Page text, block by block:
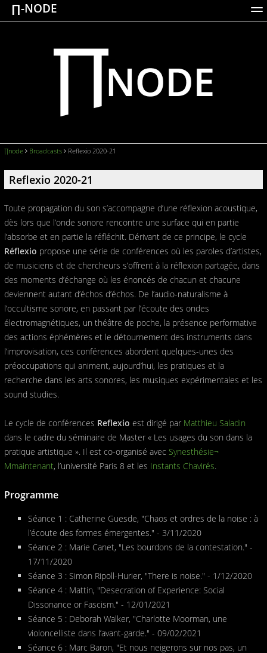
∏-NODE
ACTIONS WORKS DOCUMENTATION
BROADCASTS
∏node Broadcasts Reflexio 2020-21
Reflexio 2020-21
Toute propagation du son s’accompagne d’une réflexion acoustique,
dès lors que l’onde sonore rencontre une surface qui en partie
l’absorbe et en partie la réfléchit. Dérivant de ce principe, le cycle
Réflexio propose une série de conférences où les paroles d’artistes,
de musiciens et de chercheurs s’offrent à la réflexion partagée, dans
des moments d’échange où les énoncés de chacun et chacune
deviennent autant d’échos d’échos. De l’audio-naturalisme à
l’occultisme sonore, en passant par l’écoute des ondes
électromagnétiques, un théâtre de poche, la présence performative
des actions éphémères et le détournement des instruments dans
l’improvisation, ces conférences abordent quelques-unes des
préoccupations qui animent, aujourd’hui, les pratiques et la
recherche dans les arts sonores, les musiques expérimentales et les
sound studies.
Le cycle de conférences Reflexio est dirigé par Matthieu Saladin
dans le cadre du séminaire de Master « Les usages du son dans la
pratique artistique ». Il est co-organisé avec Synesthésie¬
Mmaintenant, l’université Paris 8 et les Instants Chavirés.
Programme
Séance 1 : Catherine Guesde, "Chaos et ordres de la noise : à
l’écoute des formes émergentes." - 3/11/2020
Séance 2 : Marie Canet, "Les bourdons de la contestation." -
17/11/2020
Séance 3 : Simon Ripoll-Hurier, "There is noise." - 1/12/2020
Séance 4 : Mattin, "Desecration of Experience: Social
Dissonance or Fascism." - 12/01/2021
Séance 5 : Deborah Walker, "Charlotte Moorman, une
violoncelliste dans l’avant-garde." - 09/02/2021
Séance 6 : Marc Baron, "Et nous neigerons sur nos pas, un